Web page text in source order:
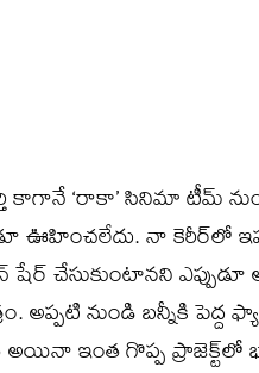
కాగానే ‘రాకా’ సినిమా టీమ్
ఊహించలేదు. నా కెరీర్‌లో
షేర్ చేసుకుంటానని
అప్పటి నుండి బన్నీకి
ఇంత గొప్ప ప్రాజెక్ట్‌లో